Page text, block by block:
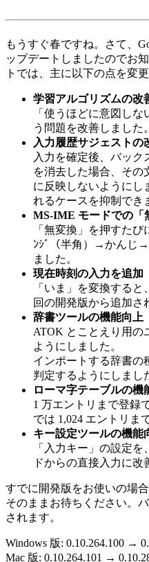
もうすぐ春ですね。さて、
ップデートしましたのでお
トでは、主に以下の点を変更
学習アルゴリズムの改
「使うほどに意図し
う問題を改善しました。
入力履歴サジェストの
入力を確定後、バック
を消去した場合、その
に反映しないようにし
れるケースを抑制でき
MS-IME モードでの「
「無変換」を押すた
ﾝｼﾞ（半角）→かんじ
ました。
現在時刻の入力を追加
「いま」を変換する
回の開発版から追加さ
辞書ツールの機能向上
ATOK とことえり用の
ようにしました。
インポートする辞書の
判定するようにしまし
ローマ字テーブルの機
1 万エントリまで登録
では 1,024 エントリま
キー設定ツールの機能
「入力キー」の設定
ドからの直接入力に改
すでに開発版をお使いの場
そのままお待ちください。
されます。
Windows 版: 0.10.264.100 →
Mac 版: 0.10.264.101 →